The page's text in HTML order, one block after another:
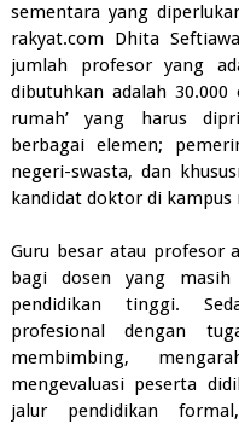
sementara yang
rakyat.com Dhita
jumlah profesor yang
dibutuhkan adalah
rumah’ yang harus
berbagai elemen;
negeri-swasta, dan
kandidat doktor di kampus
Guru besar atau profesor
bagi dosen yang
pendidikan tinggi.
profesional dengan
membimbing,
mengevaluasi peserta
jalur pendidikan